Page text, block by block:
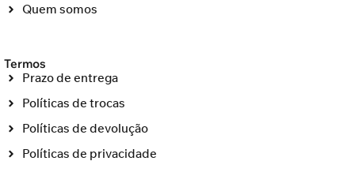
Quem somos
Termos
Prazo de entrega
Políticas de trocas
Políticas de devolução
Políticas de privacidade